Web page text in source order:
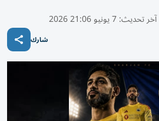
آخر تحديث:7 يونيو 21:06 2026
شارك